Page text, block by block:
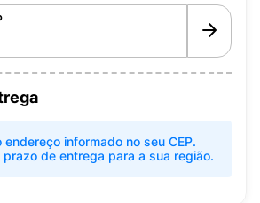
endereço informado no seu CEP.
de entrega para a sua região.